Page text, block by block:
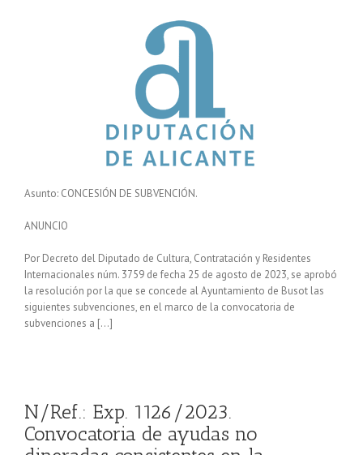
Asunto: CONCESIÓN DE SUBVENCIÓN.
ANUNCIO
Por Decreto del Diputado de Cultura, Contratación y Residentes
Internacionales núm. 3759 de fecha 25 de agosto de 2023, se aprobó
la resolución por la que se concede al Ayuntamiento de Busot las
siguientes subvenciones, en el marco de la convocatoria de
subvenciones a […]
N/Ref.: Exp. 1126/2023.
Convocatoria de ayudas no